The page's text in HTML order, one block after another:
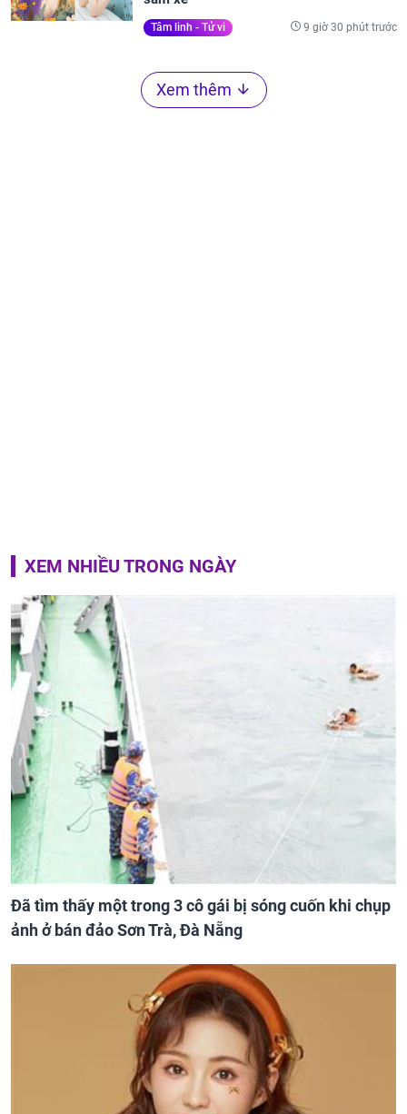
Tâm linh - Tử vi 9 giờ 30 phút trước
Xem thêm
XEM NHIỀU TRONG NGÀY
Đã tìm thấy một trong 3 cô gái bị sóng cuốn khi chụp
ảnh ở bán đảo Sơn Trà, Đà Nẵng